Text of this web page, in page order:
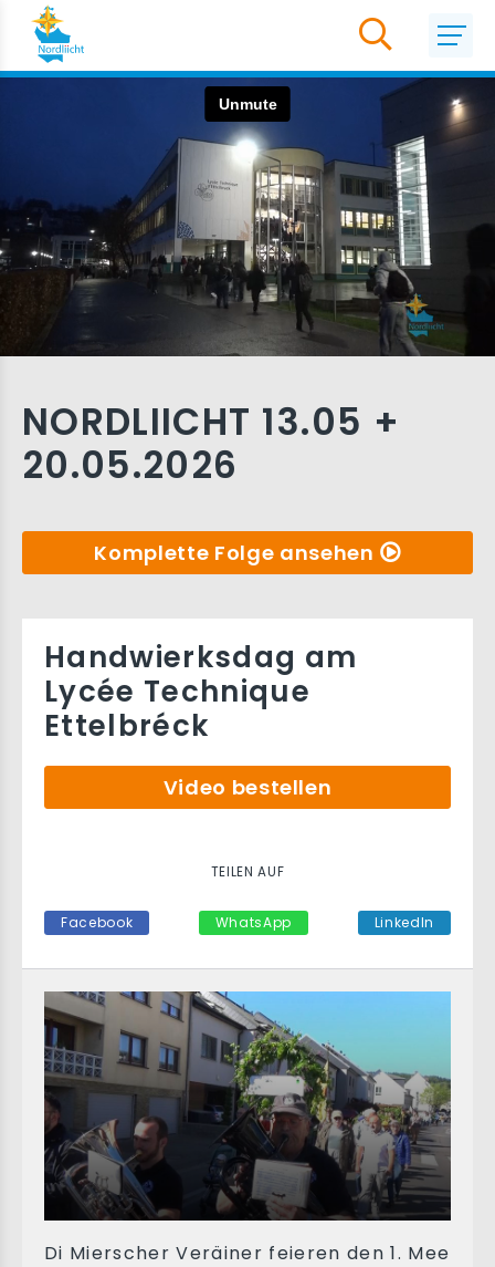
NORDLIICHT 13.05 +
20.05.2026
Komplette Folge ansehen
Di Mierscher Veräiner feieren den 1. Mee
Handwierksdag am
Lycée Technique
Ettelbréck
Video bestellen
TEILEN AUF
Facebook WhatsApp LinkedIn